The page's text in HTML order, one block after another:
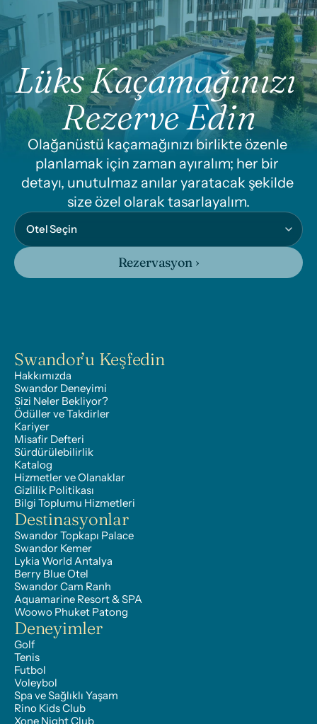
Lüks Kaçamağınızı
Rezerve Edin
Olağanüstü kaçamağınızı birlikte özenle
planlamak için zaman ayıralım; her bir
detayı, unutulmaz anılar yaratacak şekilde
size özel olarak tasarlayalım.
Rezervasyon ›
Swandor’u Keşfedin
Hakkımızda
Swandor Deneyimi
Sizi Neler Bekliyor?
Ödüller ve Takdirler
Kariyer
Misafir Defteri
Sürdürülebilirlik
Katalog
Hizmetler ve Olanaklar
Gizlilik Politikası
Bilgi Toplumu Hizmetleri
Destinasyonlar
Swandor Topkapı Palace
Swandor Kemer
Lykia World Antalya
Berry Blue Otel
Swandor Cam Ranh
Aquamarine Resort & SPA
Woowo Phuket Patong
Deneyimler
Golf
Tenis
Futbol
Voleybol
Spa ve Sağlıklı Yaşam
Rino Kids Club
Xone Night Club